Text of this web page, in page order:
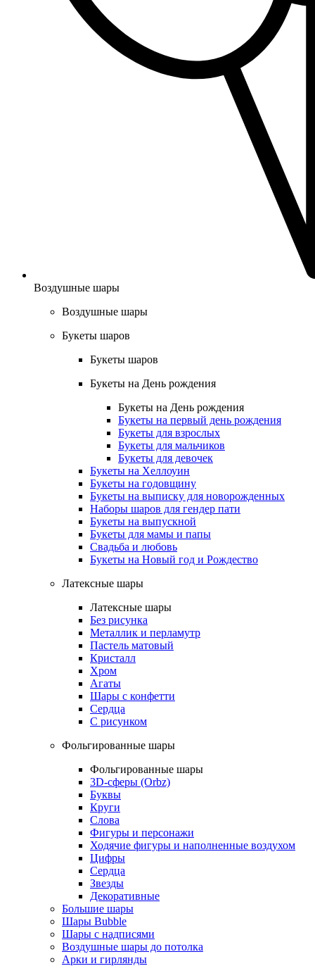
Воздушные шары
Воздушные шары
Букеты шаров
Букеты шаров
Букеты на День рождения
Букеты на День рождения
Букеты на первый день рождения
Букеты для взрослых
Букеты для мальчиков
Букеты для девочек
Букеты на Хеллоуин
Букеты на годовщину
Букеты на выписку для новорожденных
Наборы шаров для гендер пати
Букеты на выпускной
Букеты для мамы и папы
Свадьба и любовь
Букеты на Новый год и Рождество
Латексные шары
Латексные шары
Без рисунка
Металлик и перламутр
Пастель матовый
Кристалл
Хром
Агаты
Шары с конфетти
Сердца
С рисунком
Фольгированные шары
Фольгированные шары
3D-сферы (Orbz)
Буквы
Круги
Слова
Фигуры и персонажи
Ходячие фигуры и наполненные воздухом
Цифры
Сердца
Звезды
Декоративные
Большие шары
Шары Bubble
Шары с надписями
Воздушные шары до потолка
Арки и гирлянды